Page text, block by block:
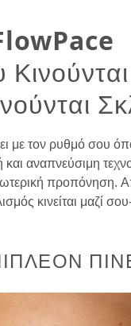
με τον ρυθμό σου
αναπνεύσιμη
προπόνηση.
κινείται μαζί